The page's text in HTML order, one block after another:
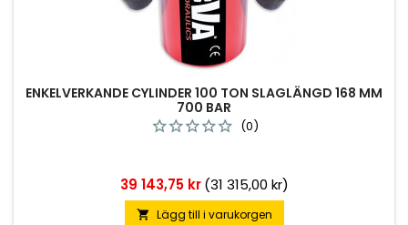
ENKELVERKANDE CYLINDER 100 TON SLAGLÄNGD 168 MM
700 BAR
(0)
Pris
39 143,75 kr (31 315,00 kr)
 Lägg till i varukorgen